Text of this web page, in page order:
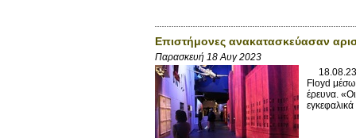
Επιστήμονες ανακατασκεύασαν
Παρασκευή 18 Αυγ 2023
18.08.23
Floyd μέσω
έρευνα.